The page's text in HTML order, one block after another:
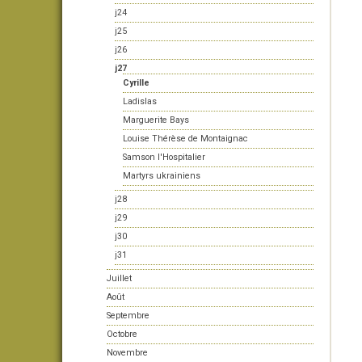
j24
j25
j26
j27
Cyrille
Ladislas
Marguerite Bays
Louise Thérèse de Montaignac
Samson l'Hospitalier
Martyrs ukrainiens
j28
j29
j30
j31
Juillet
Août
Septembre
Octobre
Novembre